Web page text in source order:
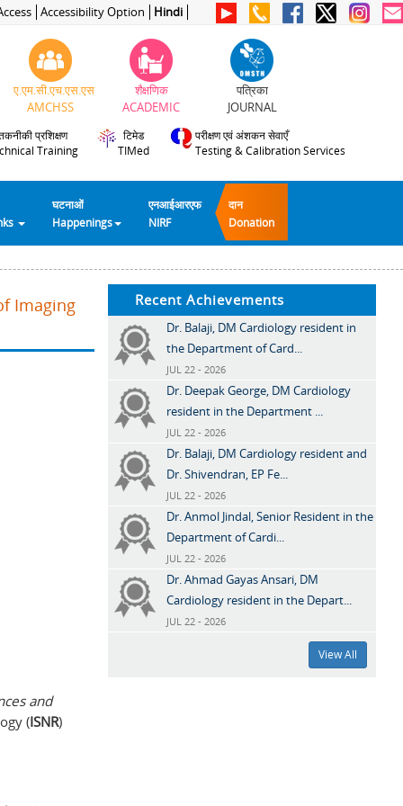
Accessibility Option Hindi
ए.एम.सी.एच.एस.एस
AMCHSS
शैक्षणिक
ACADEMIC
पत्रिका
JOURNAL
प्रशिक्षण
Training
टिमेड
TIMed
परीक्षण एवं अंशकन सेवाएँ
Testing & Calibration Services
घटनाओं
Happenings
एनआईआरएफ
NIRF
दान
Donation
Imaging
and
(ISNR)
Recent Achievements
Dr. Balaji, DM Cardiology resident in
the Department of Card...
JUL 22 - 2026
Dr. Deepak George, DM Cardiology
resident in the Department ...
JUL 22 - 2026
Dr. Balaji, DM Cardiology resident and
Dr. Shivendran, EP Fe...
JUL 22 - 2026
Dr. Anmol Jindal, Senior Resident in the
Department of Cardi...
JUL 22 - 2026
Dr. Ahmad Gayas Ansari, DM
Cardiology resident in the Depart...
JUL 22 - 2026
View All